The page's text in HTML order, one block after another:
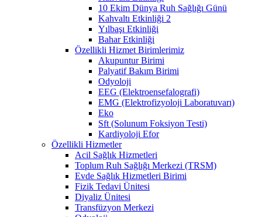
10 Ekim Dünya Ruh Sağlığı Günü
Kahvaltı Etkinliği 2
Yılbaşı Etkinliği
Bahar Etkinliği
Özellikli Hizmet Birimlerimiz
Akupuntur Birimi
Palyatif Bakım Birimi
Odyoloji
EEG (Elektroensefalografi)
EMG (Elektrofizyoloji Laboratuvarı)
Eko
Sft (Solunum Foksiyon Testi)
Kardiyoloji Efor
Özellikli Hizmetler
Acil Sağlık Hizmetleri
Toplum Ruh Sağlığı Merkezi (TRSM)
Evde Sağlık Hizmetleri Birimi
Fizik Tedavi Ünitesi
Diyaliz Ünitesi
Transfüzyon Merkezi